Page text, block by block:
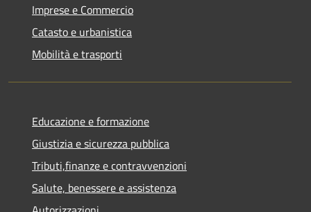
Imprese e Commercio
Catasto e urbanistica
Mobilità e trasporti
Educazione e formazione
Giustizia e sicurezza pubblica
Tributi,finanze e contravvenzioni
Salute, benessere e assistenza